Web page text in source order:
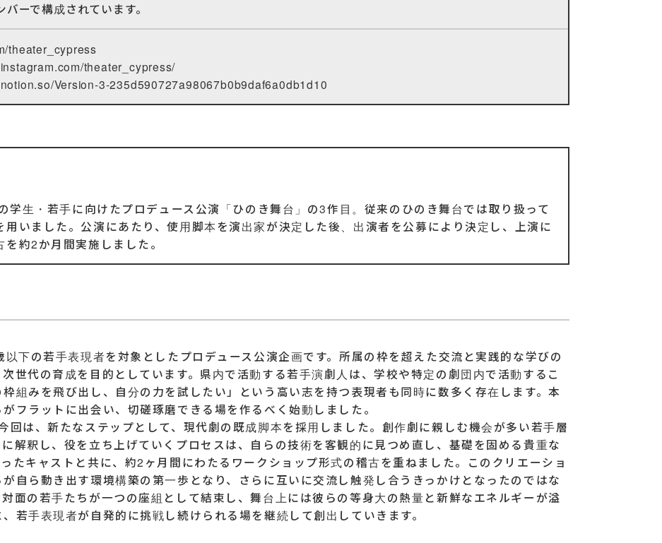
バーで構成されています。
theater_cypress
theater_cypress/
Version-3-235d590727a98067b0b9daf6a0db1d10
学生・若手に向けたプロデュース公演「ひのき舞台」の3作目。従来のひのき舞台では取り扱って
いました。公演にあたり、使用脚本を演出家が決定した後、出演者を公募により決定し、上演に
約2か月間実施しました。
下の若手表現者を対象としたプロデュース公演企画です。所属の枠を超えた交流と実践的な学びの
世代の育成を目的としています。県内で活動する若手演劇人は、学校や特定の劇団内で活動するこ
組みを飛び出し、自分の力を試したい」という高い志を持つ表現者も同時に数多く存在します。本
フラットに出会い、切磋琢磨できる場を作るべく始動しました。
回は、新たなステップとして、現代劇の既成脚本を採用しました。創作劇に親しむ機会が多い若手層
解釈し、役を立ち上げていくプロセスは、自らの技術を客観的に見つめ直し、基礎を固める貴重な
たキャストと共に、約2ヶ月間にわたるワークショップ形式の稽古を重ねました。このクリエーショ
自ら動き出す環境構築の第一歩となり、さらに互いに交流し触発し合うきっかけとなったのではな
面の若手たちが一つの座組として結束し、舞台上には彼らの等身大の熱量と新鮮なエネルギーが溢
若手表現者が自発的に挑戦し続けられる場を継続して創出していきます。